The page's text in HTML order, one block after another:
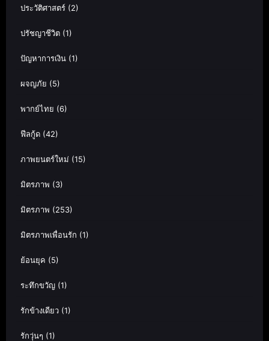
ประวัติศาสตร์ (2)
ปรัชญาชีวิต (1)
ปัญหาการเงิน (1)
ผจญภัย (5)
พากย์ไทย (6)
ฟีลกู้ด (42)
ภาพยนตร์ใหม่ (15)
มิตรภาพ (3)
มิตรภาพ (253)
มิตรภาพเพื่อนรัก (1)
ย้อนยุค (5)
ระทึกขวัญ (1)
รักข้างเดียว (1)
รักวุ่นๆ (1)